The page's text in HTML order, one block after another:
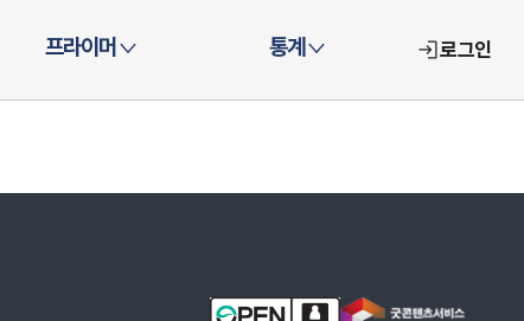
프라이머 통계 로그인